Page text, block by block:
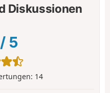
Diskussionen
/ 5
14